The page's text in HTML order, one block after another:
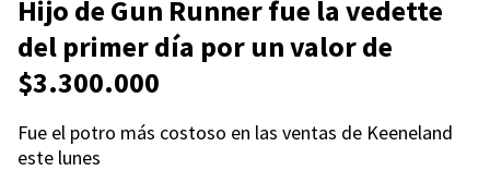
Hijo de Gun Runner fue la vedette
del primer día por un valor de
$3.300.000
Fue el potro más costoso en las ventas de Keeneland
este lunes